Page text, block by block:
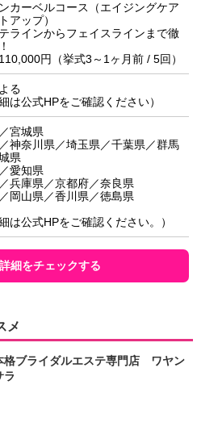
カーベルコース（エイジングケア
アップ）
ラインからフェイスラインまで徹
円（挙式3～1ヶ月前 / 5回）
る
は公式HPをご確認ください）
宮城県
神奈川県／埼玉県／千葉県／群馬
県
愛知県
兵庫県／京都府／奈良県
岡山県／香川県／徳島県
は公式HPをご確認ください。）
細をチェックする
メ
格ブライダルエステ専門店 ワヤン
ラ